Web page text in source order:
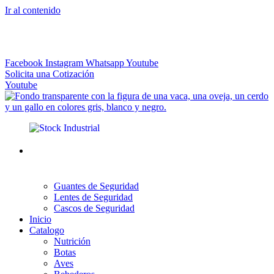
Ir al contenido
Facebook Instagram WhatsappYoutube
Solicita una Cotización
Youtube
Guantes de Seguridad
Lentes de Seguridad
Cascos de Seguridad
Inicio
Catalogo
Nutrición
Botas
Aves